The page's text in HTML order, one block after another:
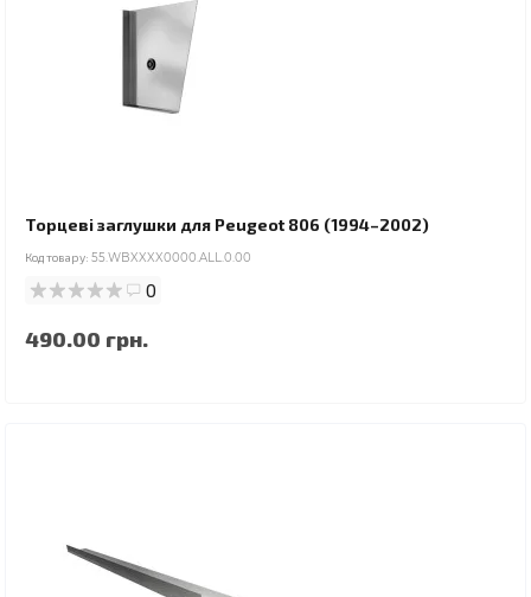
Торцеві заглушки для Peugeot 806 (1994–2002)
Код товару: 55.WBXXXX0000.ALL.0.00
0
490.00 грн.